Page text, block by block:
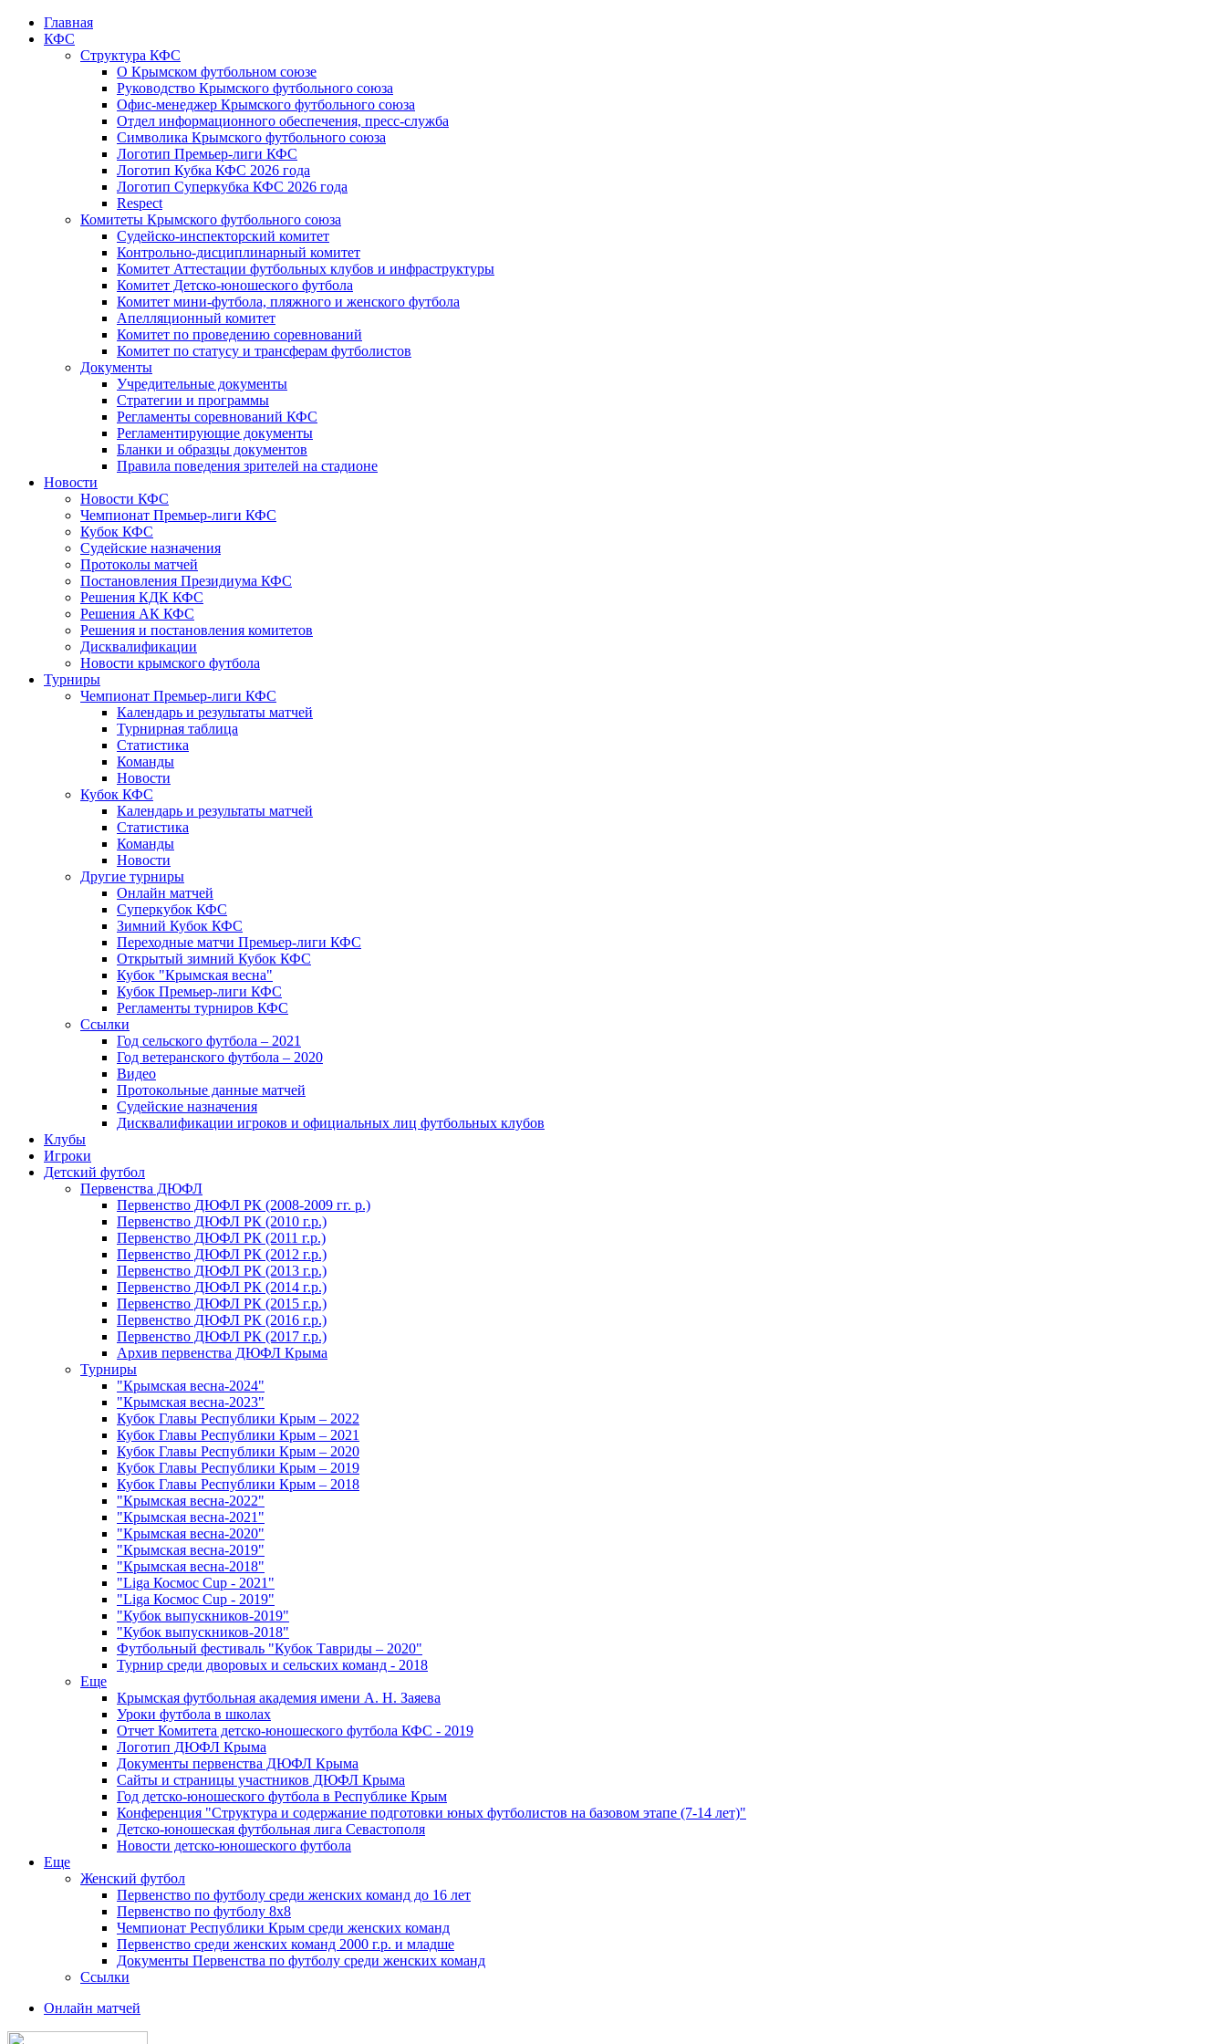
Главная
КФС
Структура КФС
О Крымском футбольном союзе
Руководство Крымского футбольного союза
Офис-менеджер Крымского футбольного союза
Отдел информационного обеспечения, пресс-служба
Символика Крымского футбольного союза
Логотип Премьер-лиги КФС
Логотип Кубка КФС 2026 года
Логотип Суперкубка КФС 2026 года
Respect
Комитеты Крымского футбольного союза
Судейско-инспекторский комитет
Контрольно-дисциплинарный комитет
Комитет Аттестации футбольных клубов и инфраструктуры
Комитет Детско-юношеского футбола
Комитет мини-футбола, пляжного и женского футбола
Апелляционный комитет
Комитет по проведению соревнований
Комитет по статусу и трансферам футболистов
Документы
Учредительные документы
Стратегии и программы
Регламенты соревнований КФС
Регламентирующие документы
Бланки и образцы документов
Правила поведения зрителей на стадионе
Новости
Новости КФС
Чемпионат Премьер-лиги КФС
Кубок КФС
Судейские назначения
Протоколы матчей
Постановления Президиума КФС
Решения КДК КФС
Решения АК КФС
Решения и постановления комитетов
Дисквалификации
Новости крымского футбола
Турниры
Чемпионат Премьер-лиги КФС
Календарь и результаты матчей
Турнирная таблица
Статистика
Команды
Новости
Кубок КФС
Календарь и результаты матчей
Статистика
Команды
Новости
Другие турниры
Онлайн матчей
Суперкубок КФС
Зимний Кубок КФС
Переходные матчи Премьер-лиги КФС
Открытый зимний Кубок КФС
Кубок "Крымская весна"
Кубок Премьер-лиги КФС
Регламенты турниров КФС
Ссылки
Год сельского футбола – 2021
Год ветеранского футбола – 2020
Видео
Протокольные данные матчей
Судейские назначения
Дисквалификации игроков и официальных лиц футбольных клубов
Клубы
Игроки
Детский футбол
Первенства ДЮФЛ
Первенство ДЮФЛ РК (2008-2009 гг. р.)
Первенство ДЮФЛ РК (2010 г.р.)
Первенство ДЮФЛ РК (2011 г.р.)
Первенство ДЮФЛ РК (2012 г.р.)
Первенство ДЮФЛ РК (2013 г.р.)
Первенство ДЮФЛ РК (2014 г.р.)
Первенство ДЮФЛ РК (2015 г.р.)
Первенство ДЮФЛ РК (2016 г.р.)
Первенство ДЮФЛ РК (2017 г.р.)
Архив первенства ДЮФЛ Крыма
Турниры
"Крымская весна-2024"
"Крымская весна-2023"
Кубок Главы Республики Крым – 2022
Кубок Главы Республики Крым – 2021
Кубок Главы Республики Крым – 2020
Кубок Главы Республики Крым – 2019
Кубок Главы Республики Крым – 2018
"Крымская весна-2022"
"Крымская весна-2021"
"Крымская весна-2020"
"Крымская весна-2019"
"Крымская весна-2018"
"Liga Космос Cup - 2021"
"Liga Космос Cup - 2019"
"Кубок выпускников-2019"
"Кубок выпускников-2018"
Футбольный фестиваль "Кубок Тавриды – 2020"
Турнир среди дворовых и сельских команд - 2018
Еще
Крымская футбольная академия имени А. Н. Заяева
Уроки футбола в школах
Отчет Комитета детско-юношеского футбола КФС - 2019
Логотип ДЮФЛ Крыма
Документы первенства ДЮФЛ Крыма
Сайты и страницы участников ДЮФЛ Крыма
Год детско-юношеского футбола в Республике Крым
Конференция "Структура и содержание подготовки юных футболистов на базовом этапе (7-14 лет)"
Детско-юношеская футбольная лига Севастополя
Новости детско-юношеского футбола
Еще
Женский футбол
Первенство по футболу среди женских команд до 16 лет
Первенство по футболу 8х8
Чемпионат Республики Крым среди женских команд
Первенство среди женских команд 2000 г.р. и младше
Документы Первенства по футболу среди женских команд
Ссылки
Онлайн матчей